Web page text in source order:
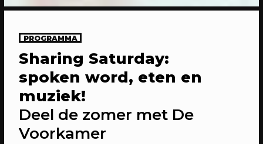
20/04/2023
Gesprekken: Onze stad, ons canvas
Over de verdiepende gesprekken op
Onze stad, ons canvas
PROGRAMMA
Sharing Saturday:
spoken word, eten en
muziek!
Deel de zomer met De
Voorkamer